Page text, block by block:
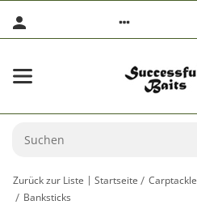
Zurück zur Liste Startseite Carptackle
Banksticks